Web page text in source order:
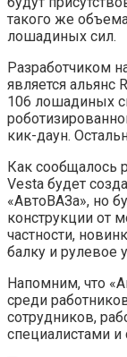
такого же
лошадиных сил.
Разработчиком
является альянс
106 лошадиных
кик-даун.
Как сообщалось
Vesta будет
«АвтоВАЗа», но
конструкции от
частности,
балку и рулевое
Напомним, что
среди
сотрудников,
специалистами